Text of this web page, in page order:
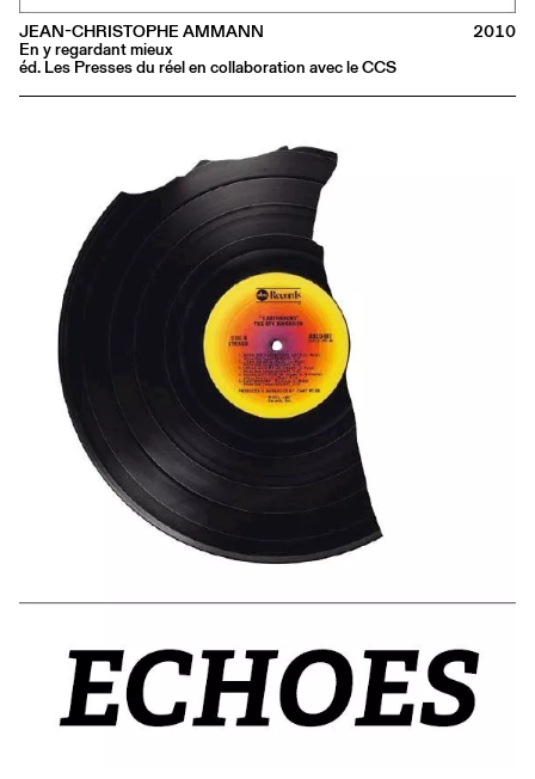
JEAN-CHRISTOPHE AMMANN
En y regardant mieux
éd. Les Presses du réel en collaboration avec le CCS
2010